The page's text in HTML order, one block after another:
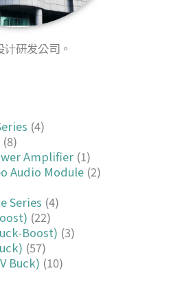
研发公司。
(4)
(8)
Amplifier (1)
Audio Module (2)
Series (4)
(22)
Boost) (3)
(57)
Buck) (10)